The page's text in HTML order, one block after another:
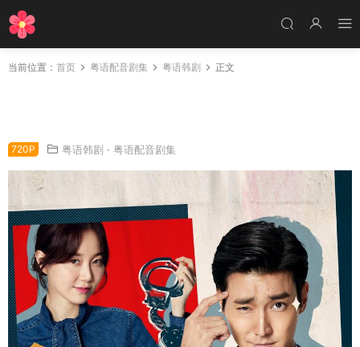
当前位置： 首页 粤语配音剧集 粤语韩剧 正文
720P 粤语韩剧 · 粤语配音剧集